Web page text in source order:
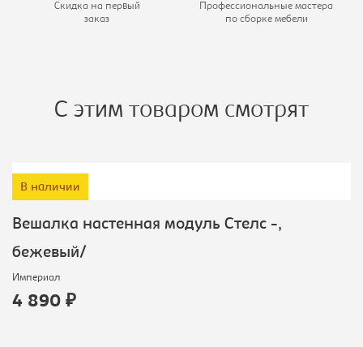
Скидка на первый
заказ
Профессиональные мастера
по сборке мебели
С этим товаром смотрят
В наличии
Вешалка настенная модуль Стелс -,
бежевый/
Империал
4 890 ₽